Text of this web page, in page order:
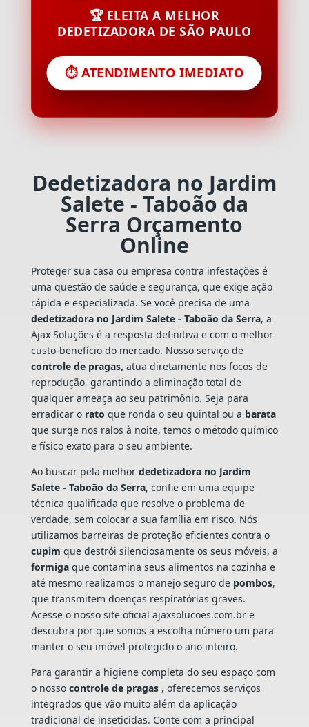
🏆 ELEITA A MELHOR
DEDETIZADORA DE SÃO PAULO
⏱️ ATENDIMENTO IMEDIATO
Dedetizadora no Jardim
Salete - Taboão da
Serra Orçamento
Online
Proteger sua casa ou empresa contra infestações é
uma questão de saúde e segurança, que exige ação
rápida e especializada. Se você precisa de uma
dedetizadora no Jardim Salete - Taboão da Serra, a
Ajax Soluções é a resposta definitiva e com o melhor
custo-benefício do mercado. Nosso serviço de
controle de pragas, atua diretamente nos focos de
reprodução, garantindo a eliminação total de
qualquer ameaça ao seu patrimônio. Seja para
erradicar o rato que ronda o seu quintal ou a barata
que surge nos ralos à noite, temos o método químico
e físico exato para o seu ambiente.
Ao buscar pela melhor dedetizadora no Jardim
Salete - Taboão da Serra, confie em uma equipe
técnica qualificada que resolve o problema de
verdade, sem colocar a sua família em risco. Nós
utilizamos barreiras de proteção eficientes contra o
cupim que destrói silenciosamente os seus móveis, a
formigaque contamina seus alimentos na cozinha e
até mesmo realizamos o manejo seguro de pombos,
que transmitem doenças respiratórias graves.
Acesse o nosso site oficial ajaxsolucoes.com.br e
descubra por que somos a escolha número um para
manter o seu imóvel protegido o ano inteiro.
Para garantir a higiene completa do seu espaço com
o nosso controle de pragas , oferecemos serviços
integrados que vão muito além da aplicação
tradicional de inseticidas. Conte com a principal